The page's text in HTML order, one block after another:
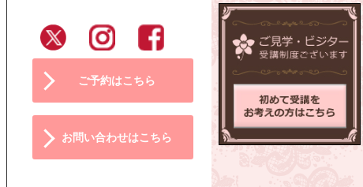
ご予約はこちら
お問い合わせはこちら